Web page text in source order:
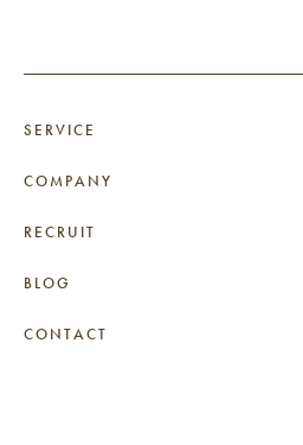
SERVICE
COMPANY
RECRUIT
BLOG
CONTACT